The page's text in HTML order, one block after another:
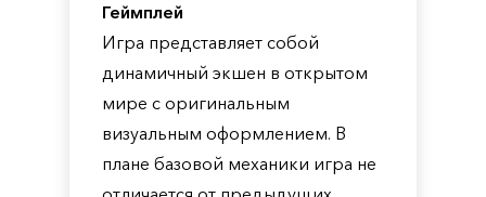
Геймплей
Игра представляет собой
динамичный экшен в открытом
мире с оригинальным
визуальным оформлением. В
плане базовой механики игра не